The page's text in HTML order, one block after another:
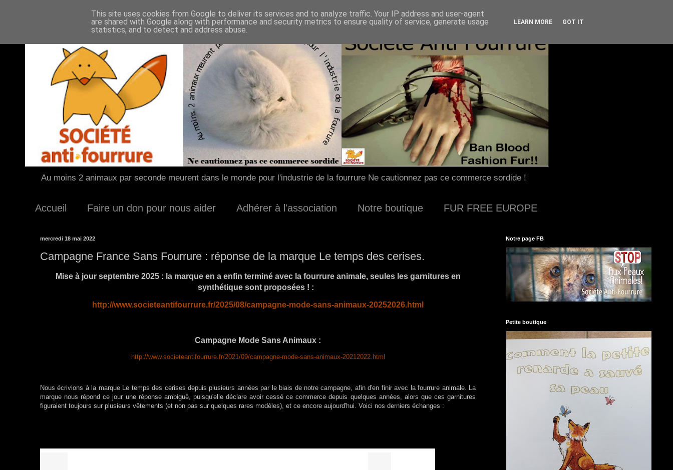
Au moins 2 animaux par seconde meurent dans le monde pour l'industrie de la fourrure Ne cautionnez pas ce commerce sordide !
Accueil Faire un don pour nous aider Adhérer à l'association Notre boutique FUR FREE EUROPE
mercredi 18 mai 2022
Campagne France Sans Fourrure : réponse de la marque Le temps des cerises.
Mise à jour septembre 2025 : la marque en a enfin terminé avec la fourrure animale, seules les garnitures en
synthétique sont proposées ! :
http://www.societeantifourrure.fr/2025/08/campagne-mode-sans-animaux-20252026.html
Campagne Mode Sans Animaux :
http://www.societeantifourrure.fr/2021/09/campagne-mode-sans-animaux-20212022.html
Nous écrivions à la marque Le temps des cerises depuis plusieurs années par le biais de notre campagne, afin d'en finir avec la fourrure animale. La
marque nous répond ce jour une réponse ambiguë, puisqu'elle déclare avoir cessé ce commerce depuis quelques années, alors que ces garnitures
figuraient toujours sur plusieurs vêtements (et non pas sur quelques rares modèles), et ce encore aujourd'hui. Voici nos derniers échanges :
Notre page FB
Petite boutique
This site uses cookies from Google to deliver its services and to analyze traffic. Your IP address and user-agent
are shared with Google along with performance and security metrics to ensure quality of service, generate usage
statistics, and to detect and address abuse.
LEARN MORE GOT IT